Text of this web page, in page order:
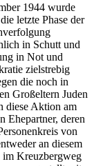
1944 wurde
letzte Phase der
in Schutt und
in Not und
zielstrebig
die noch in
Großeltern Juden
diese Aktion am
Ehepartner, deren
von
an diesem
im Kreuzbergweg